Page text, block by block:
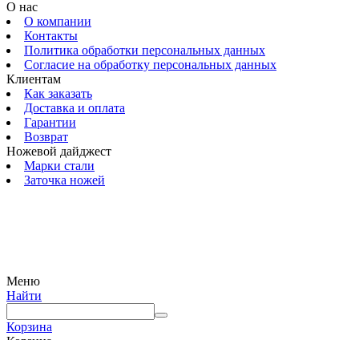
О нас
О компании
Контакты
Политика обработки персональных данных
Согласие на обработку персональных данных
Клиентам
Как заказать
Доставка и оплата
Гарантии
Возврат
Ножевой дайджест
Марки стали
Заточка ножей
Меню
Найти
Корзина